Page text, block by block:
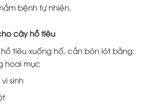
bệnh tự nhiên.
cây hồ tiêu
tiêu xuống hố, cần bón lót bằng:
hoai mục
sinh